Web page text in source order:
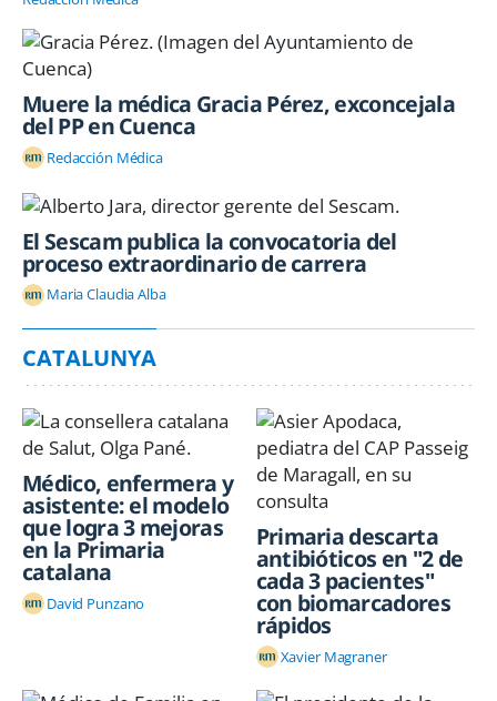
Muere la médica Gracia Pérez, exconcejala
del PP en Cuenca
Redacción Médica
El Sescam publica la convocatoria del
proceso extraordinario de carrera
Maria Claudia Alba
CATALUNYA
Médico, enfermera y
asistente: el modelo
que logra 3 mejoras
en la Primaria
catalana
David Punzano
Primaria descarta
antibióticos en "2 de
cada 3 pacientes"
con biomarcadores
rápidos
Xavier Magraner